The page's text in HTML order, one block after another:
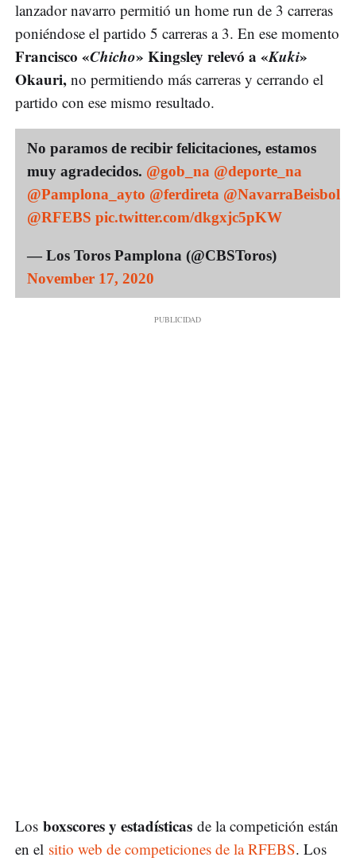
lanzador navarro permitió un home run de 3 carreras
poniéndose el partido 5 carreras a 3. En ese momento
Francisco «Chicho» Kingsley relevó a «Kuki»
Okauri, no permitiendo más carreras y cerrando el
partido con ese mismo resultado.
No paramos de recibir felicitaciones, estamos
muy agradecidos. @gob_na @deporte_na
@Pamplona_ayto @ferdireta @NavarraBeisbol
@RFEBS pic.twitter.com/dkgxjc5pKW
— Los Toros Pamplona (@CBSToros)
November 17, 2020
Los boxscores y estadísticas de la competición están
en el sitio web de competiciones de la RFEBS. Los